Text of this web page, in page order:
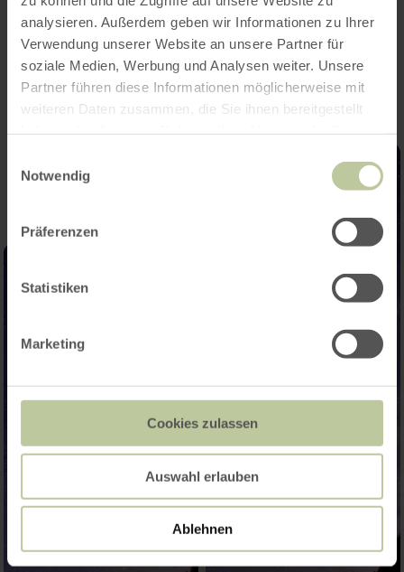
analysieren. Außerdem geben wir Informationen zu Ihrer
Verwendung unserer Website an unsere Partner für
soziale Medien, Werbung und Analysen weiter. Unsere
Partner führen diese Informationen möglicherweise mit
weiteren Daten zusammen, die Sie ihnen bereitgestellt
Notwendig
Präferenzen
Statistiken
Marketing
Cookies zulassen
Auswahl erlauben
Ablehnen
Impressionen